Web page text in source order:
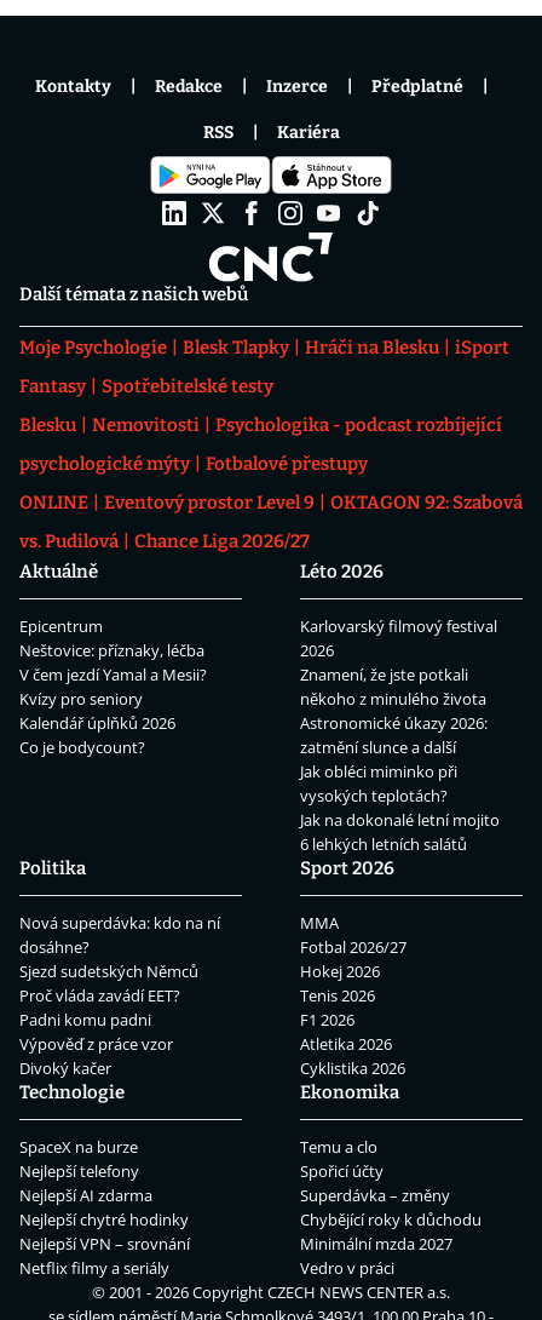
Další témata z našich webů
Moje Psychologie Blesk Tlapky Hráči na Blesku
iSport
Fantasy
Spotřebitelské testy
Blesku
Nemovitosti
Psychologika - podcast rozbíjející
psychologické mýty
Fotbalové přestupy
ONLINE
Eventový prostor Level 9
OKTAGON 92: Szabová
vs. Pudilová
Chance Liga 2026/27
Aktuálně
Epicentrum
Neštovice: příznaky, léčba
V čem jezdí Yamal a Mesii?
Kvízy pro seniory
Kalendář úplňků 2026
Co je bodycount?
Léto 2026
Karlovarský filmový festival
2026
Znamení, že jste potkali
někoho z minulého života
Astronomické úkazy 2026:
zatmění slunce a další
Jak obléci miminko při
vysokých teplotách?
Jak na dokonalé letní mojito
6 lehkých letních salátů
Politika
Nová superdávka: kdo na ní
dosáhne?
Sjezd sudetských Němců
Proč vláda zavádí EET?
Padni komu padni
Výpověď z práce vzor
Divoký kačer
Sport 2026
MMA
Fotbal 2026/27
Hokej 2026
Tenis 2026
F1 2026
Atletika 2026
Cyklistika 2026
Technologie
SpaceX na burze
Nejlepší telefony
Nejlepší AI zdarma
Nejlepší chytré hodinky
Nejlepší VPN – srovnání
Netflix filmy a seriály
Ekonomika
Temu a clo
Spořicí účty
Superdávka – změny
Chybějící roky k důchodu
Minimální mzda 2027
Vedro v práci
Kontakty Redakce Inzerce Předplatné
RSS Kariéra
© 2001 - 2026 CopyrightCZECH NEWS CENTER a.s.